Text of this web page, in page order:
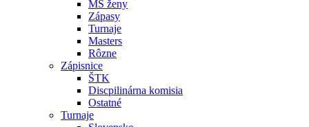
MS ženy
Zápasy
Turnaje
Masters
Rôzne
Zápisnice
ŠTK
Discpilinárna komisia
Ostatné
Turnaje